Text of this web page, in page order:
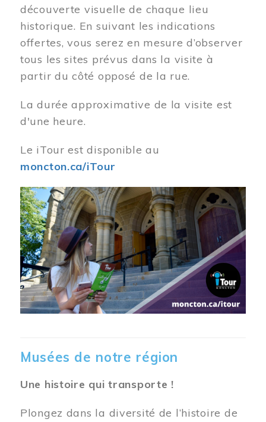
découverte visuelle de chaque lieu
historique. En suivant les indications
offertes, vous serez en mesure d’observer
tous les sites prévus dans la visite à
partir du côté opposé de la rue.
La durée approximative de la visite est
d'une heure.
Le iTour est disponible au
moncton.ca/iTour
Musées de notre région
Une histoire qui transporte !
Plongez dans la diversité de l’histoire de